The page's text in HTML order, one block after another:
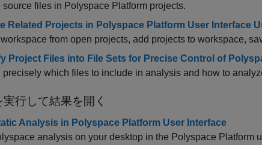
source files in Polyspace Platform projects.
Related Projects in Polyspace Platform User Interface
from open projects, add projects to workspace,
Project Files into File Sets for Precise Control of
precisely which files to include in analysis and how to
行して結果を開く
Analysis in Polyspace Platform User Interface
analysis on your desktop in the Polyspace Platform